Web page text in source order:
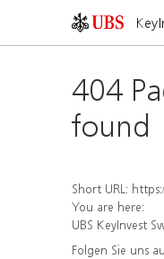
404
found
Short URL: https://
You are here:
UBS KeyInvest
Folgen Sie uns